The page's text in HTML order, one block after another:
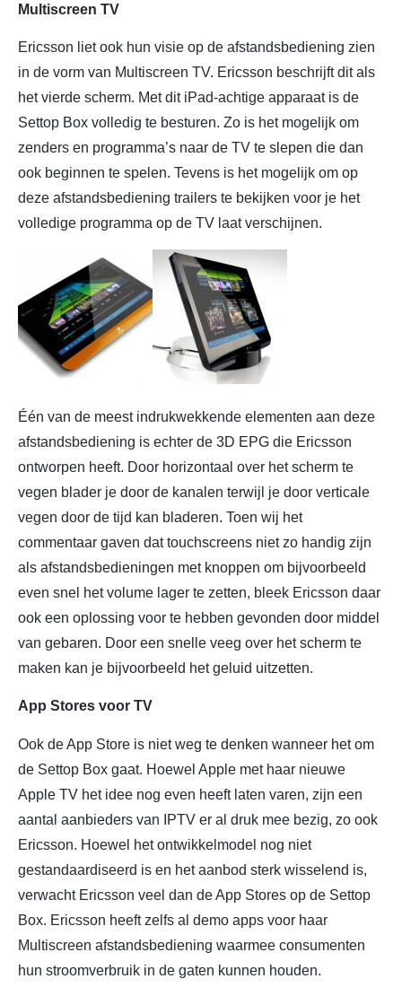
Multiscreen TV
Ericsson liet ook hun visie op de afstandsbediening zien
in de vorm van Multiscreen TV. Ericsson beschrijft dit als
het vierde scherm. Met dit iPad-achtige apparaat is de
Settop Box volledig te besturen. Zo is het mogelijk om
zenders en programma’s naar de TV te slepen die dan
ook beginnen te spelen. Tevens is het mogelijk om op
deze afstandsbediening trailers te bekijken voor je het
volledige programma op de TV laat verschijnen.
Één van de meest indrukwekkende elementen aan deze
afstandsbediening is echter de 3D EPG die Ericsson
ontworpen heeft. Door horizontaal over het scherm te
vegen blader je door de kanalen terwijl je door verticale
vegen door de tijd kan bladeren. Toen wij het
commentaar gaven dat touchscreens niet zo handig zijn
als afstandsbedieningen met knoppen om bijvoorbeeld
even snel het volume lager te zetten, bleek Ericsson daar
ook een oplossing voor te hebben gevonden door middel
van gebaren. Door een snelle veeg over het scherm te
maken kan je bijvoorbeeld het geluid uitzetten.
App Stores voor TV
Ook de App Store is niet weg te denken wanneer het om
de Settop Box gaat. Hoewel Apple met haar nieuwe
Apple TV het idee nog even heeft laten varen, zijn een
aantal aanbieders van IPTV er al druk mee bezig, zo ook
Ericsson. Hoewel het ontwikkelmodel nog niet
gestandaardiseerd is en het aanbod sterk wisselend is,
verwacht Ericsson veel dan de App Stores op de Settop
Box. Ericsson heeft zelfs al demo apps voor haar
Multiscreen afstandsbediening waarmee consumenten
hun stroomverbruik in de gaten kunnen houden.